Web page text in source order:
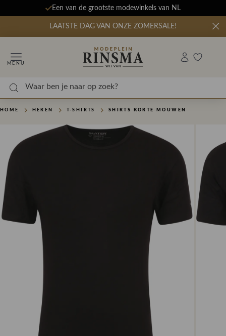
Een van de grootste modewinkels van NL
LAATSTE DAG VAN ONZE ZOMERSALE!
MENU
HOME HEREN T-SHIRTS SHIRTS KORTE MOUWEN